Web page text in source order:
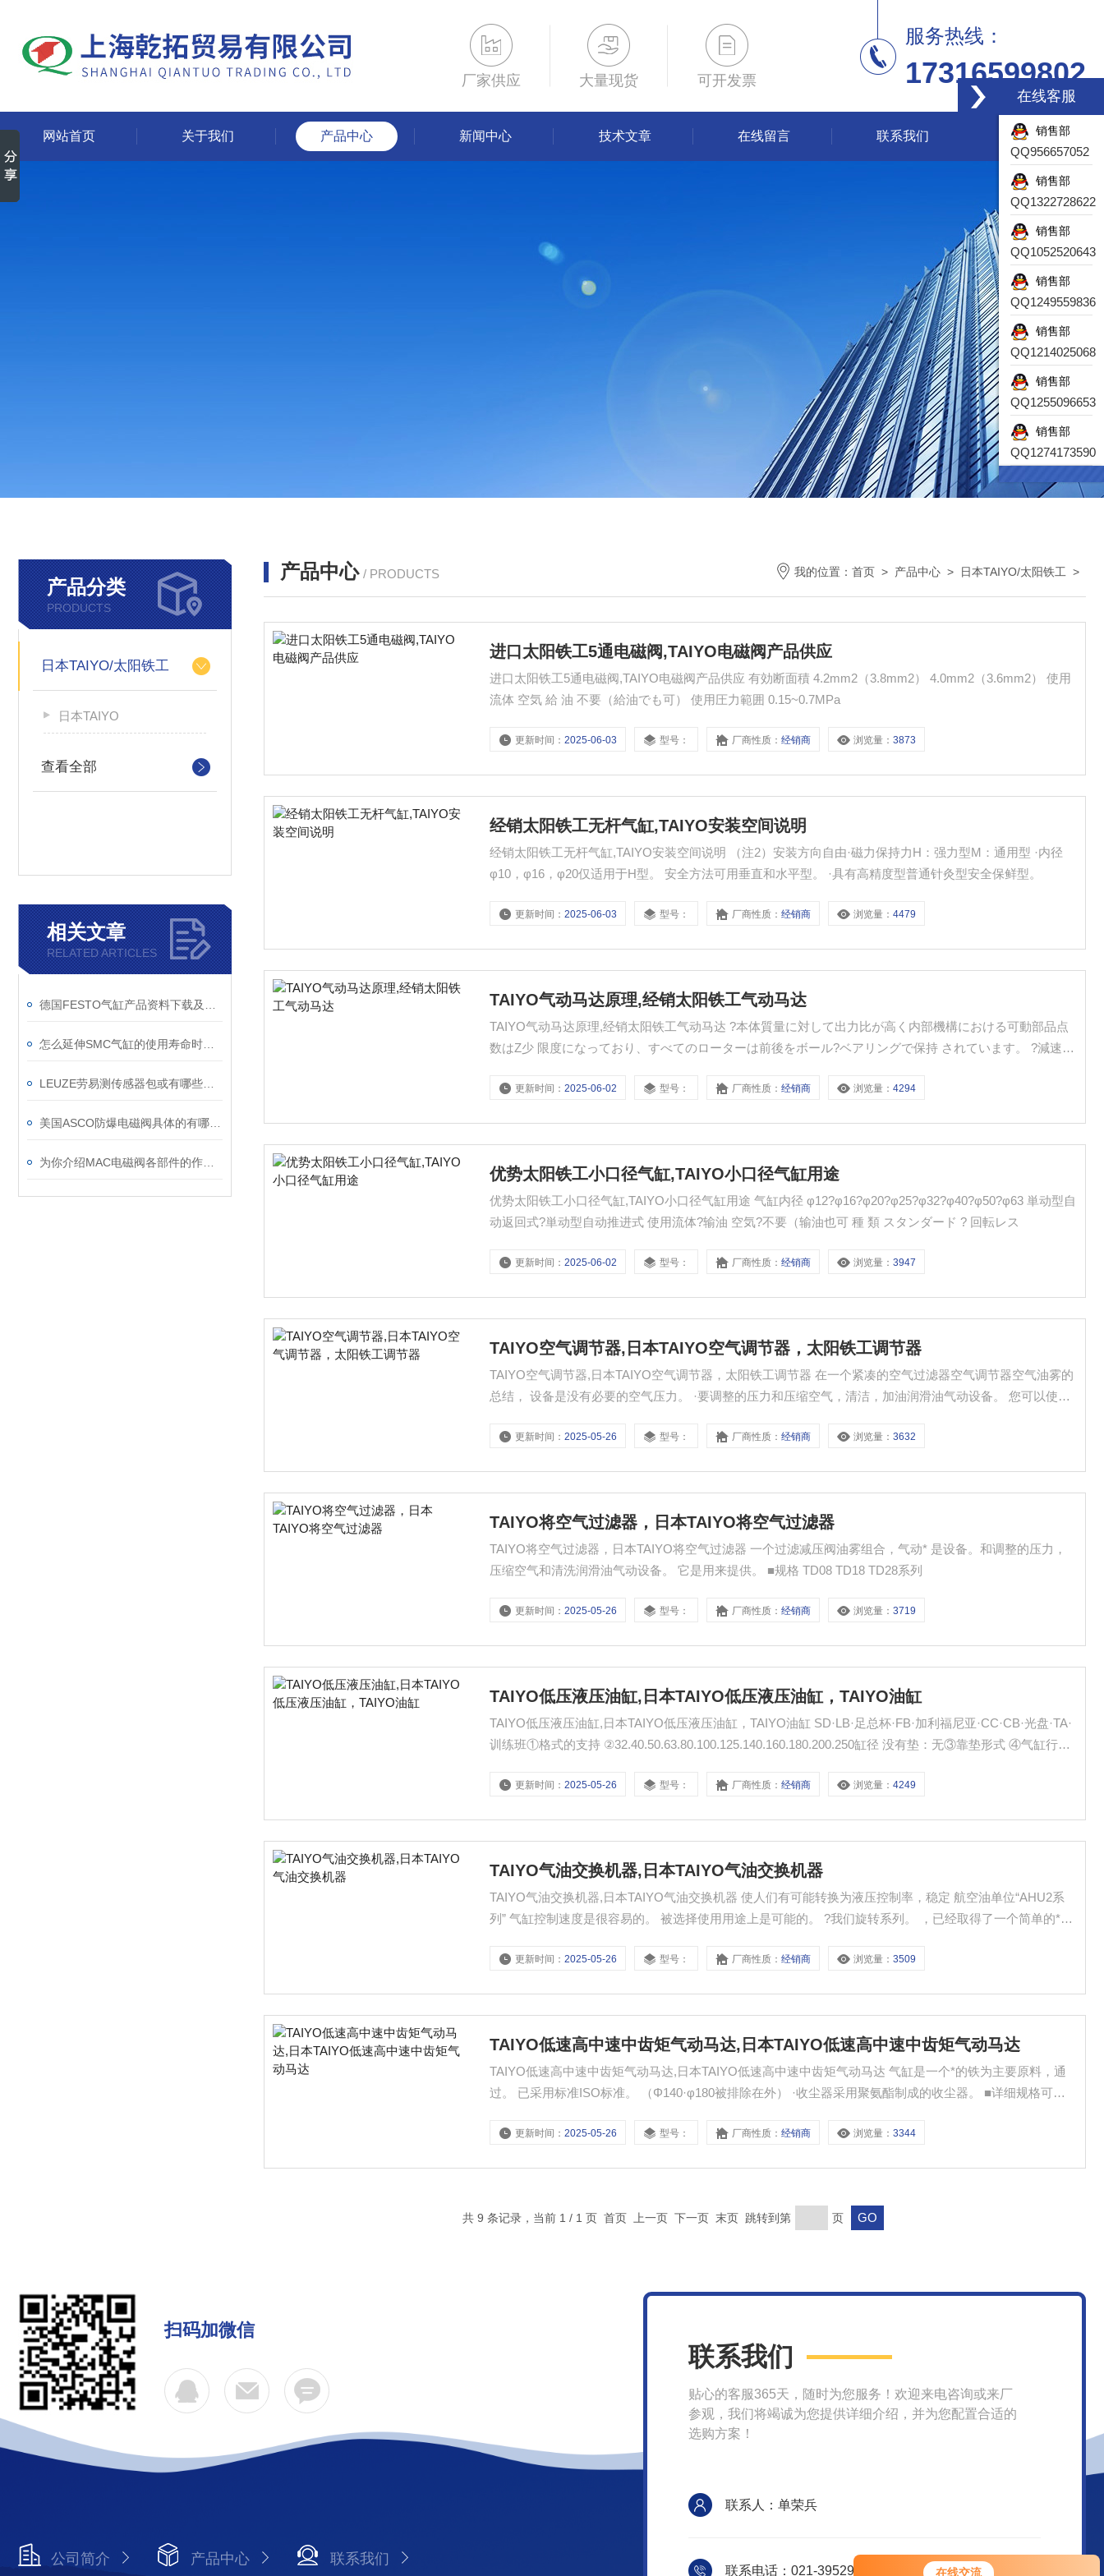
在线交流
厂家供应 大量现货 可开发票
服务热线：
17316599802
网站首页 关于我们 产品中心 新闻中心 技术文章 在线留言 联系我们
产品分类
PRODUCTS
日本TAIYO/太阳铁工
日本TAIYO
查看全部
相关文章
RELATED ARTICLES
产品中心 / PRODUCTS 我的位置： 首页 > 产品中心 > 日本TAIYO/太阳铁工 >
进口太阳铁工5通电磁阀,TAIYO电磁阀产品供应
进口太阳铁工5通电磁阀,TAIYO电磁阀产品供应 有効断面積 4.2mm2（3.8mm2） 4.0mm2（3.6mm2） 使用
流体 空気 給 油 不要（給油でも可） 使用圧力範囲 0.15~0.7MPa
更新时间：2025-06-03 型号： 厂商性质：经销商 浏览量：3873
经销太阳铁工无杆气缸,TAIYO安装空间说明
经销太阳铁工无杆气缸,TAIYO安装空间说明 （注2）安装方向自由·磁力保持力H：强力型M：通用型 ·内径
φ10，φ16，φ20仅适用于H型。 安全方法可用垂直和水平型。 ·具有高精度型普通针灸型安全保鲜型。
更新时间：2025-06-03 型号： 厂商性质：经销商 浏览量：4479
TAIYO气动马达原理,经销太阳铁工气动马达
TAIYO气动马达原理,经销太阳铁工气动马达 ?本体質量に対して出力比が高く内部機構における可動部品点
数はZ少 限度になっており、すべてのローターは前後をボール?ベアリングで保持 されています。 ?減速機
れます。
更新时间：2025-06-02 型号： 厂商性质：经销商 浏览量：4294
优势太阳铁工小口径气缸,TAIYO小口径气缸用途
优势太阳铁工小口径气缸,TAIYO小口径气缸用途 气缸内径 φ12?φ16?φ20?φ25?φ32?φ40?φ50?φ63 単动型自
动返回式?単动型自动推进式 使用流体?输油 空気?不要（输油也可 種 類 スタンダード ? 回転レス
更新时间：2025-06-02 型号： 厂商性质：经销商 浏览量：3947
TAIYO空气调节器,日本TAIYO空气调节器，太阳铁工调节器
TAIYO空气调节器,日本TAIYO空气调节器，太阳铁工调节器 在一个紧凑的空气过滤器空气调节器空气油雾的
总结， 设备是没有必要的空气压力。 ·要调整的压力和压缩空气，清洁，加油润滑油气动设备。 您可以使用
更新时间：2025-05-26 型号： 厂商性质：经销商 浏览量：3632
TAIYO将空气过滤器，日本TAIYO将空气过滤器
TAIYO将空气过滤器，日本TAIYO将空气过滤器 一个过滤减压阀油雾组合，气动* 是设备。和调整的压力，
压缩空气和清洗润滑油气动设备。 它是用来提供。 ■规格 TD08 TD18 TD28系列
更新时间：2025-05-26 型号： 厂商性质：经销商 浏览量：3719
TAIYO低压液压油缸,日本TAIYO低压液压油缸，TAIYO油缸
TAIYO低压液压油缸,日本TAIYO低压液压油缸，TAIYO油缸 SD·LB·足总杯·FB·加利福尼亚·CC·CB·光盘·TA·
训练班①格式的支持 ②32.40.50.63.80.100.125.140.160.180.200.250缸径 没有垫：无③靠垫形式 ④气缸行程
更新时间：2025-05-26 型号： 厂商性质：经销商 浏览量：4249
TAIYO气油交换机器,日本TAIYO气油交换机器
TAIYO气油交换机器,日本TAIYO气油交换机器 使人们有可能转换为液压控制率，稳定 航空油单位“AHU2系
列” 气缸控制速度是很容易的。 被选择使用用途上是可能的。 ?我们旋转系列。 ，已经取得了一个简单的*的
更新时间：2025-05-26 型号： 厂商性质：经销商 浏览量：3509
TAIYO低速高中速中齿矩气动马达,日本TAIYO低速高中速中齿矩气动马达
TAIYO低速高中速中齿矩气动马达,日本TAIYO低速高中速中齿矩气动马达 气缸是一个*的铁为主要原料，通
过。 已采用标准ISO标准。 （Φ140·φ180被排除在外） ·收尘器采用聚氨酯制成的收尘器。 ■详细规格可以
更新时间：2025-05-26 型号： 厂商性质：经销商 浏览量：3344
共 9 条记录，当前 1 / 1 页 首页 上一页 下一页 末页 跳转到第 页
扫码加微信
公司简介 产品中心 联系我们
联系我们
贴心的客服365天，随时为您服务！欢迎来电咨询或来厂
参观，我们将竭诚为您提供详细介绍，并为您配置合适的
选购方案！
联系人：单荣兵
联系电话：021-39529830
在线客服
销售部
QQ956657052
销售部
QQ1322728622
销售部
QQ1052520643
销售部
QQ1249559836
销售部
QQ1214025068
销售部
QQ1255096653
销售部
QQ1274173590